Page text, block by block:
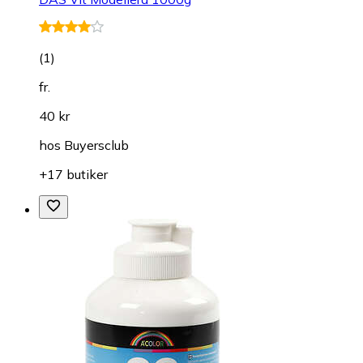
(1)
fr.
40 kr
hos Buyersclub
+17 butiker